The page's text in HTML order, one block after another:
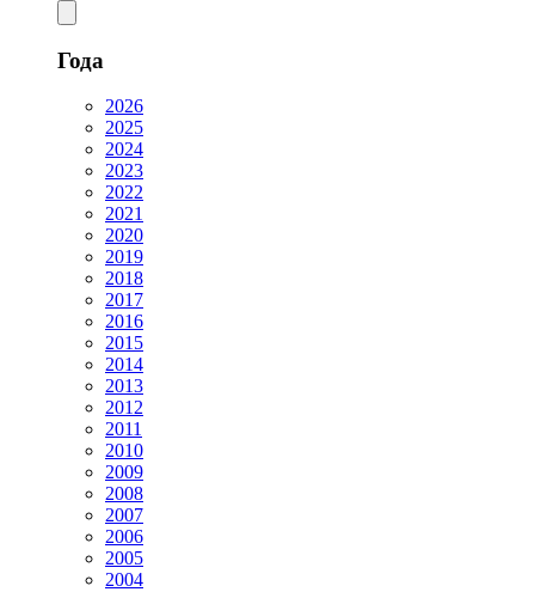
Года
2026
2025
2024
2023
2022
2021
2020
2019
2018
2017
2016
2015
2014
2013
2012
2011
2010
2009
2008
2007
2006
2005
2004